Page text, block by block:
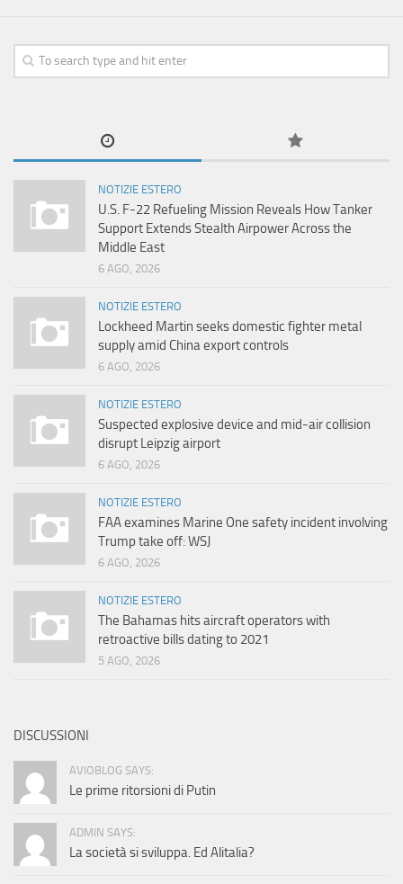
NOTIZIE ESTERO
U.S. F-22 Refueling Mission Reveals How Tanker
Support Extends Stealth Airpower Across the
Middle East
6 AGO, 2026
NOTIZIE ESTERO
Lockheed Martin seeks domestic fighter metal
supply amid China export controls
6 AGO, 2026
NOTIZIE ESTERO
Suspected explosive device and mid-air collision
disrupt Leipzig airport
6 AGO, 2026
NOTIZIE ESTERO
FAA examines Marine One safety incident involving
Trump take off: WSJ
6 AGO, 2026
NOTIZIE ESTERO
The Bahamas hits aircraft operators with
retroactive bills dating to 2021
5 AGO, 2026
DISCUSSIONI
AVIOBLOG SAYS:
Le prime ritorsioni di Putin
ADMIN SAYS:
La società si sviluppa. Ed Alitalia?